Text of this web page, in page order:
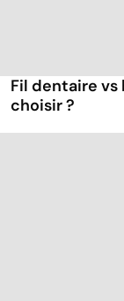
Fil dentaire
choisir ?